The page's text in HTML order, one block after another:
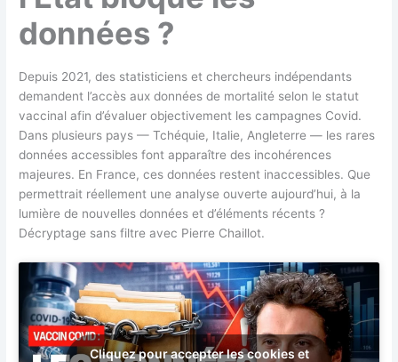
données ?
Depuis 2021, des statisticiens et chercheurs indépendants
demandent l’accès aux données de mortalité selon le statut
vaccinal afin d’évaluer objectivement les campagnes Covid.
Dans plusieurs pays — Tchéquie, Italie, Angleterre — les rares
données accessibles font apparaître des incohérences
majeures. En France, ces données restent inaccessibles. Que
permettrait réellement une analyse ouverte aujourd’hui, à la
lumière de nouvelles données et d’éléments récents ?
Décryptage sans filtre avec Pierre Chaillot.
Cliquez pour accepter les cookies et